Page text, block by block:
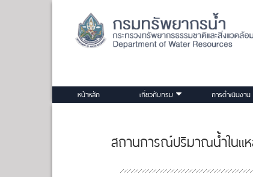
หน้าหลัก เกี่ยวกับกรม การดำเนินงาน
สถานการณ์ปริมาณน้ำในแ